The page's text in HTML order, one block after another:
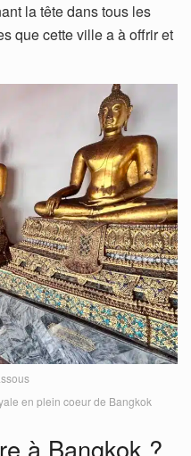
la tête dans tous les
que cette ville a à offrir et
en plein coeur de Bangkok
à Bangkok ?